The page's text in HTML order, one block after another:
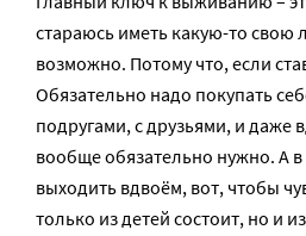
стараюсь иметь какую-то свою
возможно. Потому что, если
Обязательно надо покупать
подругами, с друзьями, и даже
вообще обязательно нужно. А
выходить вдвоём, вот, чтобы
только из детей состоит, но и